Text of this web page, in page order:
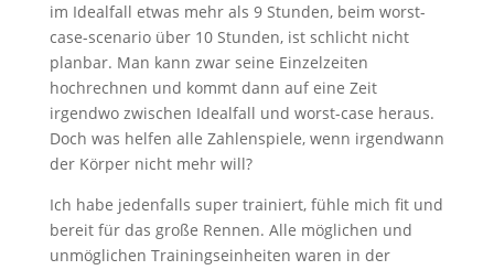
im Idealfall etwas mehr als 9 Stunden, beim worst-
case-scenario über 10 Stunden, ist schlicht nicht
planbar. Man kann zwar seine Einzelzeiten
hochrechnen und kommt dann auf eine Zeit
irgendwo zwischen Idealfall und worst-case heraus.
Doch was helfen alle Zahlenspiele, wenn irgendwann
der Körper nicht mehr will?
Ich habe jedenfalls super trainiert, fühle mich fit und
bereit für das große Rennen. Alle möglichen und
unmöglichen Trainingseinheiten waren in der